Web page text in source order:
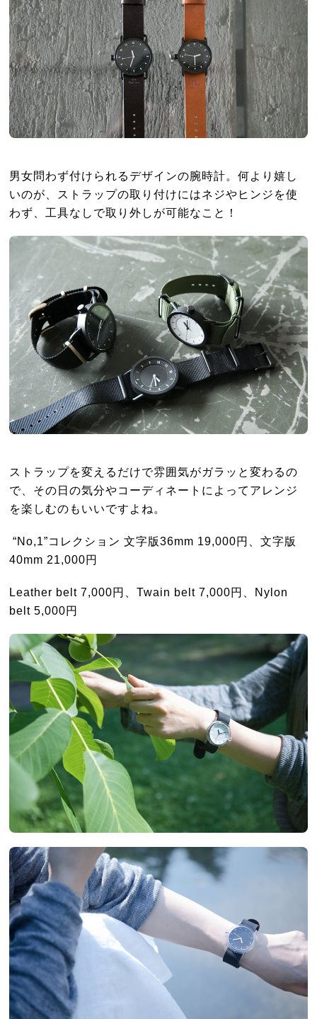
男女問わず付けられるデザインの腕時計。何より嬉し
いのが、ストラップの取り付けにはネジやヒンジを使
わず、工具なしで取り外しが可能なこと！
ストラップを変えるだけで雰囲気がガラッと変わるの
で、その日の気分やコーディネートによってアレンジ
を楽しむのもいいですよね。
“No,1”コレクション 文字版36mm 19,000円、文字版
40mm 21,000円
Leather belt 7,000円、Twain belt 7,000円、Nylon
belt 5,000円